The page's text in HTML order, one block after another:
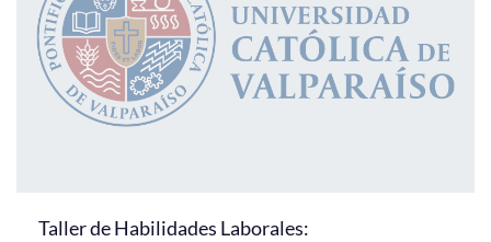
Taller de Habilidades Laborales: